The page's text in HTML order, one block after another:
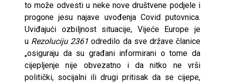
to može odvesti u neke nove društvene podjele i
progone jesu najave uvođenja Covid putovnica.
Uviđajući ozbiljnost situacije, Vijeće Europe je
u Rezoluciju 2361 odredilo da sve države članice
„osiguraju da su građani informirani o tome da
cijepljenje nije obvezatno i da nitko ne vrši
politički, socijalni ili drugi pritisak da se cijepe,